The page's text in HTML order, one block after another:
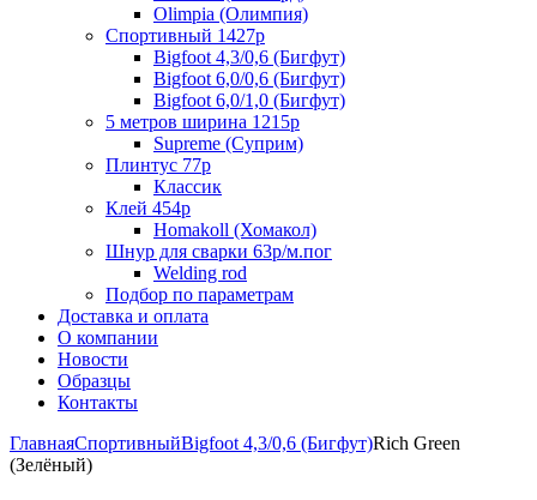
Olimpia (Олимпия)
Спортивный 1427р
Bigfoot 4,3/0,6 (Бигфут)
Bigfoot 6,0/0,6 (Бигфут)
Bigfoot 6,0/1,0 (Бигфут)
5 метров ширина 1215р
Supreme (Суприм)
Плинтус 77р
Классик
Клей 454р
Homakoll (Хомакол)
Шнур для сварки 63р/м.пог
Welding rod
Подбор по параметрам
Доставка и оплата
О компании
Новости
Образцы
Контакты
ГлавнаяСпортивныйBigfoot 4,3/0,6 (Бигфут)Rich Green
(Зелёный)